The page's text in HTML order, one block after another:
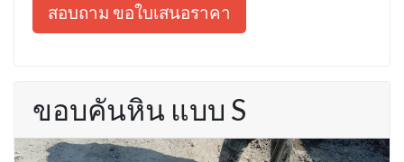
สอบถาม ขอใบเสนอราคา
ขอบคันหิน แบบ S